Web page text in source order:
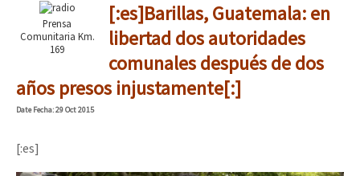
Prensa
Comunitaria Km.
169
[:es]Barillas, Guatemala: en
libertad dos autoridades
comunales después de dos
años presos injustamente[:]
DateFecha: 29 Oct 2015
[:es]